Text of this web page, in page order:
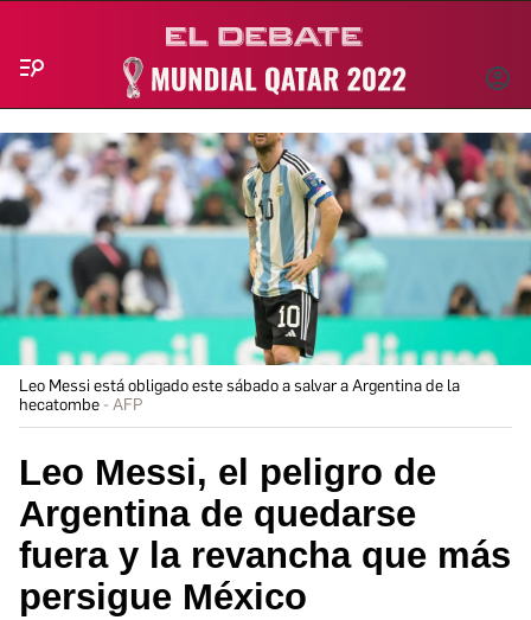
INICIAR
Leo Messi está obligado este sábado a salvar a Argentina de la
hecatombe
AFP
Leo Messi, el peligro de
Argentina de quedarse
fuera y la revancha que más
persigue México